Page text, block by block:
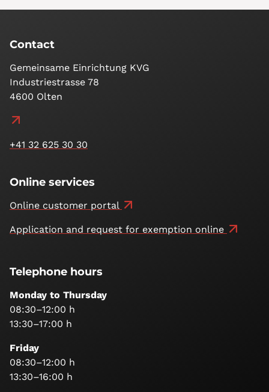
Contact
Gemeinsame Einrichtung KVG
Industriestrasse 78
4600 Olten
+41 32 625 30 30
Online services
Online customer portal
Application and request for exemption online
Telephone hours
Monday to Thursday
08:30–12:00 h
13:30–17:00 h
Friday
08:30–12:00 h
13:30–16:00 h